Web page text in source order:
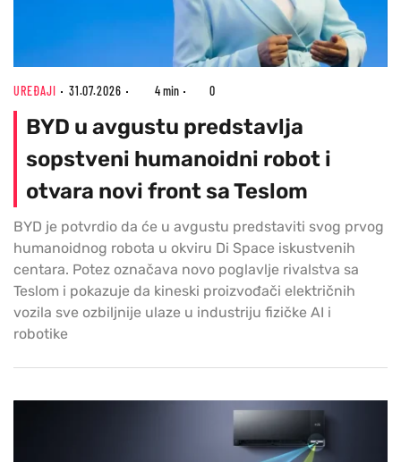
UREĐAJI 31.07.2026 4 min 0
BYD u avgustu predstavlja
sopstveni humanoidni robot i
otvara novi front sa Teslom
BYD je potvrdio da će u avgustu predstaviti svog prvog
humanoidnog robota u okviru Di Space iskustvenih
centara. Potez označava novo poglavlje rivalstva sa
Teslom i pokazuje da kineski proizvođači električnih
vozila sve ozbiljnije ulaze u industriju fizičke AI i
robotike